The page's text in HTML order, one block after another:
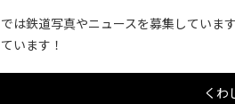
は鉄道写真やニュースを募集していま
います！
くわ